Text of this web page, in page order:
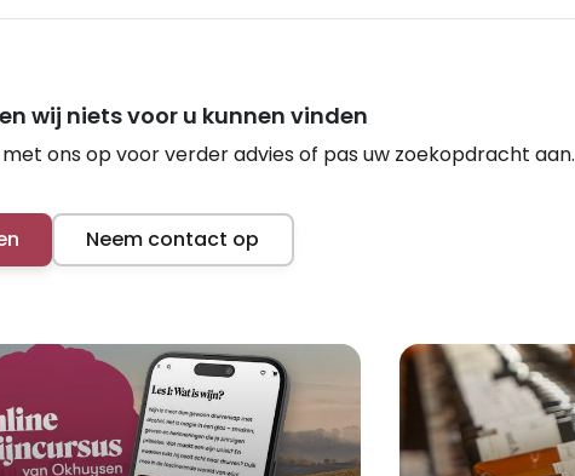
wij niets voor u kunnen vinden
ons op voor verder advies of pas uw zoekopdracht aan.
Neem contact op